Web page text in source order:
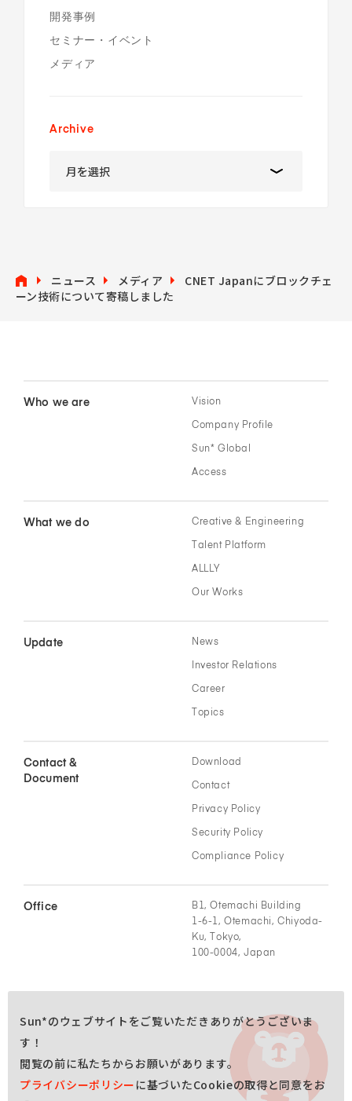
Sun*のウェブサイトをご覧いただきありがとうございま
す！
閲覧の前に私たちからお願いがあります。
プライバシーポリシーに基づいたCookieの取得と同意をお
開発事例
セミナー・イベント
メディア
Archive
ニュース メディア
CNET Japanにブロックチェ
ーン技術について寄稿しました
Who we are Vision
Company Profile
Sun* Global
Access
What we do Creative & Engineering
Talent Platform
ALLLY
Our Works
Update News
Investor Relations
Career
Topics
Contact &
Document
Download
Contact
Privacy Policy
Security Policy
Compliance Policy
Office
B1, Otemachi Building
1-6-1, Otemachi, Chiyoda-
Ku, Tokyo,
100-0004, Japan